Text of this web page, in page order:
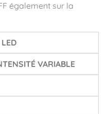
également sur la
VARIABLE